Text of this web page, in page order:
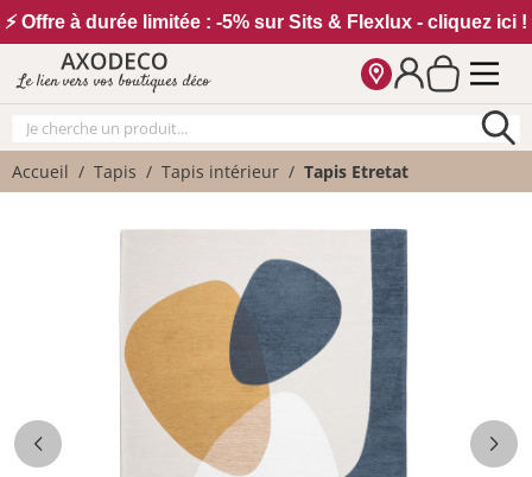
⚡ Offre à durée limitée : -5% sur Sits & Flexlux - cliquez ici !
Le lien vers vos boutiques déco
Accueil Tapis Tapis intérieur Tapis Etretat
Vos paramètres cookies